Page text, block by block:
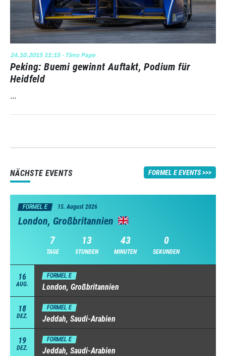
24.10.2015 11:15· Timo Pape
Peking: Buemi gewinnt Auftakt, Podium für
Heidfeld
...
NÄCHSTE EVENTS FORMEL E EVENTS
FORMEL E 15. August 2026
London, Großbritannien
7
TAGE
13
STUNDEN
42
MINUTEN
59
SEKUNDEN
16
AUG.
FORMEL E
London, Großbritannien
18
DEZ.
FORMEL E
Jeddah, Saudi-Arabien
19
DEZ.
FORMEL E
Jeddah, Saudi-Arabien